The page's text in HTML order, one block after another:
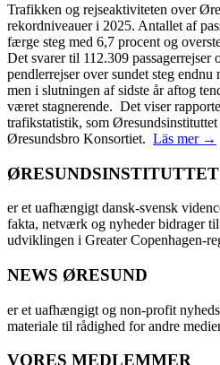
Trafikken og rejseaktiviteten over
rekordniveauer i 2025. Antallet af
færge steg med 6,7 procent og
Det svarer til 112.309 passagerrejser
pendlerrejser over sundet steg
men i slutningen af sidste år aftog
været stagnerende. Det viser
trafikstatistik, som
Øresundsbro Konsortiet. Läs mer →
ØRESUNDSINSTITUTTET
er et uafhængigt dansk-svensk
fakta, netværk og nyheder bidrager
udviklingen i Greater Copenhagen-
NEWS ØRESUND
er et uafhængigt og non-profit
materiale til rådighed for andre
VORES MEDLEMMER